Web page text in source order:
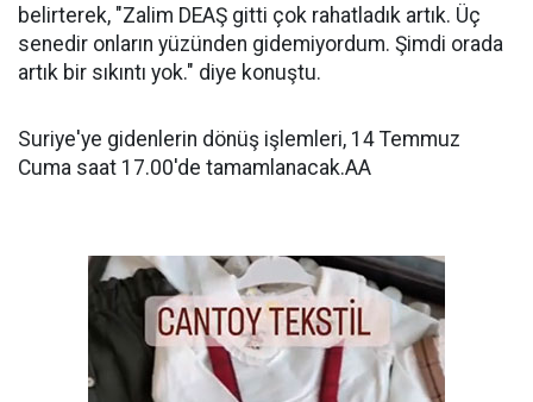
belirterek, "Zalim DEAŞ gitti çok rahatladık artık. Üç
senedir onların yüzünden gidemiyordum. Şimdi orada
artık bir sıkıntı yok." diye konuştu.
Suriye'ye gidenlerin dönüş işlemleri, 14 Temmuz
Cuma saat 17.00'de tamamlanacak.AA